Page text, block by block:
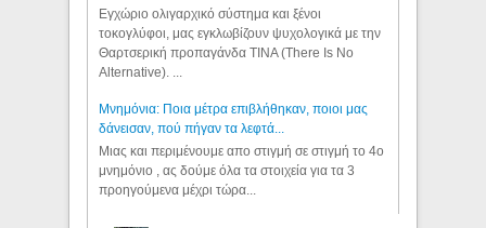
Εγχώριο ολιγαρχικό σύστημα και ξένοι
τοκογλύφοι, μας εγκλωβίζουν ψυχολογικά με την
Θαρτσερική προπαγάνδα TINA (There Is No
Alternative). ...
Μνημόνια: Ποια μέτρα επιβλήθηκαν, ποιοι μας
δάνεισαν, πού πήγαν τα λεφτά...
Μιας και περιμένουμε απο στιγμή σε στιγμή το 4ο
μνημόνιο , ας δούμε όλα τα στοιχεία για τα 3
προηγούμενα μέχρι τώρα...